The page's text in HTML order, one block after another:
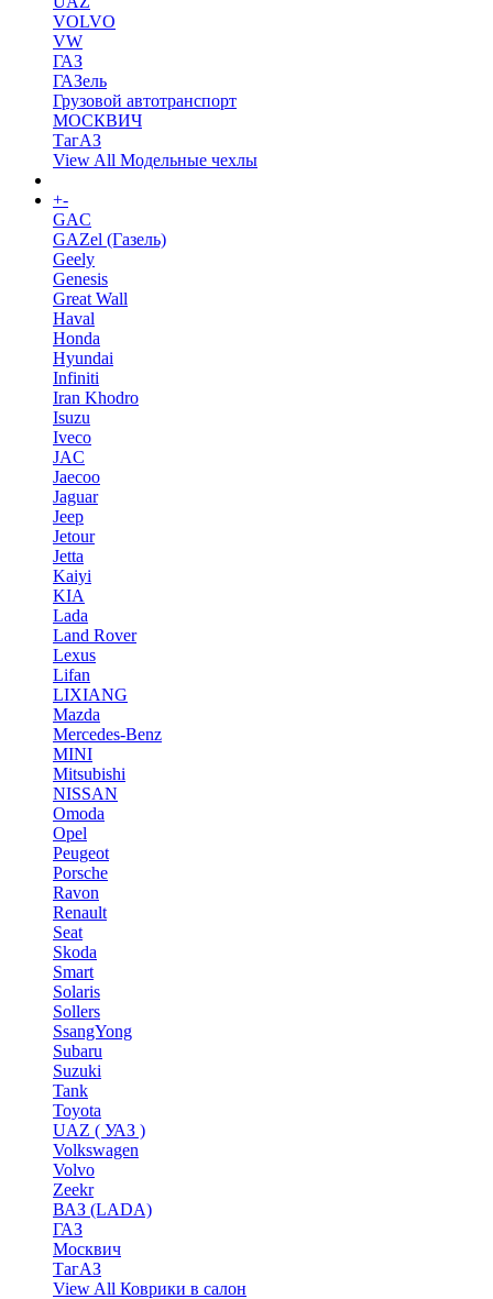
VOLVO
VW
ГАЗ
ГАЗель
Грузовой автотранспорт
МОСКВИЧ
ТагАЗ
View All Модельные чехлы
+-
GAC
GAZel (Газель)
Geely
Genesis
Great Wall
Haval
Honda
Hyundai
Infiniti
Iran Khodro
Isuzu
Iveco
JAC
Jaecoo
Jaguar
Jeep
Jetour
Jetta
Kaiyi
KIA
Lada
Land Rover
Lexus
Lifan
LIXIANG
Mazda
Mercedes-Benz
MINI
Mitsubishi
NISSAN
Omoda
Opel
Peugeot
Porsche
Ravon
Renault
Seat
Skoda
Smart
Solaris
Sollers
SsangYong
Subaru
Suzuki
Tank
Toyota
UAZ ( УАЗ )
Volkswagen
Volvo
Zeekr
ВАЗ (LADA)
ГАЗ
Москвич
ТагАЗ
View All Коврики в салон